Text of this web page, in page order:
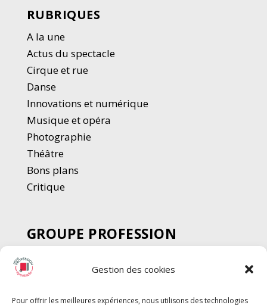
Gestion des cookies
Pour offrir les meilleures expériences, nous utilisons des technologies
RUBRIQUES
A la une
Actus du spectacle
Cirque et rue
Danse
Innovations et numérique
Musique et opéra
Photographie
Théâtre
Bons plans
Critique
GROUPE PROFESSION
SPECTACLE
Chèque Intermittents